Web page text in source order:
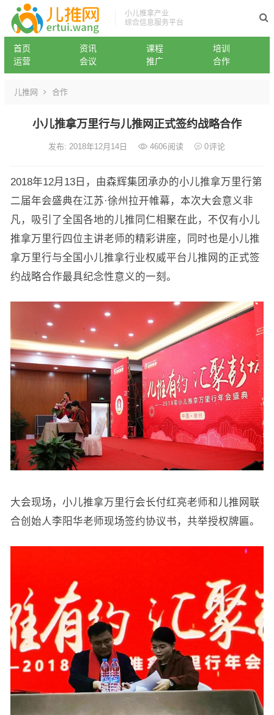
小儿推拿产业
综合信息服务平台
首页 资讯 课程
培训
运营
会议 推广 合作
儿推网 合作
小儿推拿万里行与儿推网正式签约战略合作
发布: 2018年12月14日 4606阅读 0评论
2018年12月13日，由森辉集团承办的小儿推拿万里行第
二届年会盛典在江苏·徐州拉开帷幕，本次大会意义非
凡，吸引了全国各地的儿推同仁相聚在此，不仅有小儿
推拿万里行四位主讲老师的精彩讲座，同时也是小儿推
拿万里行与全国小儿推拿行业权威平台儿推网的正式签
约战略合作最具纪念性意义的一刻。
大会现场，小儿推拿万里行会长付红亮老师和儿推网联
合创始人李阳华老师现场签约协议书，共举授权牌匾。